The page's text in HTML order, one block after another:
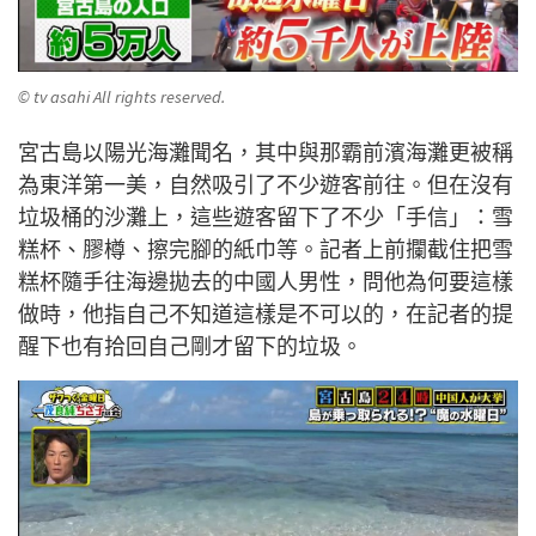
© tv asahi All rights reserved.
宮古島以陽光海灘聞名，其中與那霸前濱海灘更被稱
為東洋第一美，自然吸引了不少遊客前往。但在沒有
垃圾桶的沙灘上，這些遊客留下了不少「手信」：雪
糕杯、膠樽、擦完腳的紙巾等。記者上前攔截住把雪
糕杯隨手往海邊拋去的中國人男性，問他為何要這樣
做時，他指自己不知道這樣是不可以的，在記者的提
醒下也有拾回自己剛才留下的垃圾。